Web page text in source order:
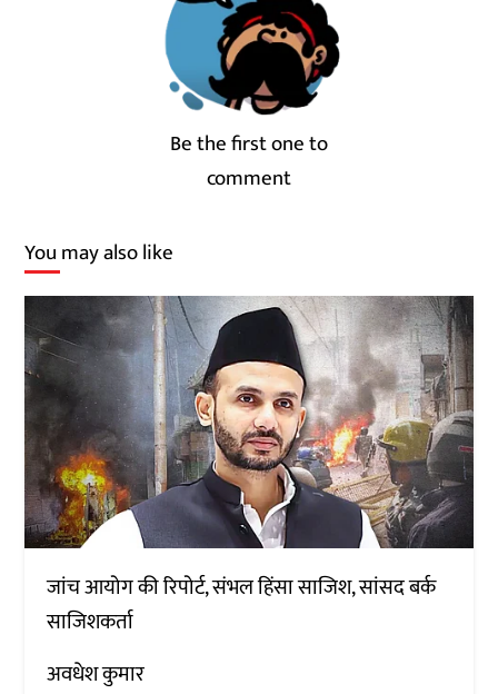
Be the first one to
comment
You may also like
जांच आयोग की रिपोर्ट, संभल हिंसा साजिश, सांसद बर्क
साजिशकर्ता
अवधेश कुमार